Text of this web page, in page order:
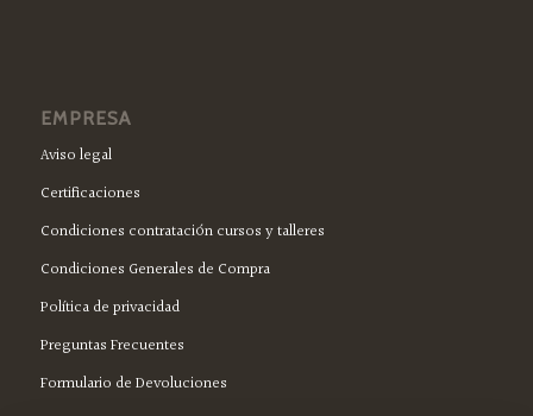
EMPRESA
Aviso legal
Certificaciones
Condiciones contratación cursos y talleres
Condiciones Generales de Compra
Política de privacidad
Preguntas Frecuentes
Formulario de Devoluciones